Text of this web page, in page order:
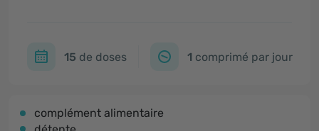
15 de doses 1 comprimé par jour
complément alimentaire